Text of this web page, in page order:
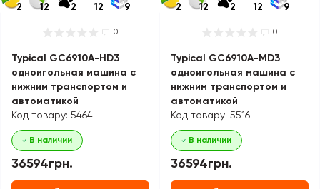
2 12 2 12 9
0
Typical GC6910A-HD3
одноигольная машина с
нижним транспортом и
автоматикой
Код товару: 5464
В наличии
36594грн.
2 12 2 12 9
0
Typical GC6910A-MD3
одноигольная машина с
нижним транспортом и
автоматикой
Код товару: 5516
В наличии
36594грн.